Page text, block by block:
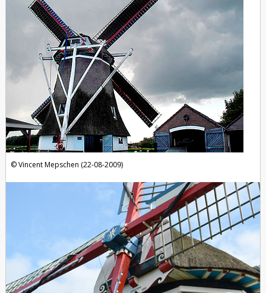
Vincent Mepschen (22-08-2009)